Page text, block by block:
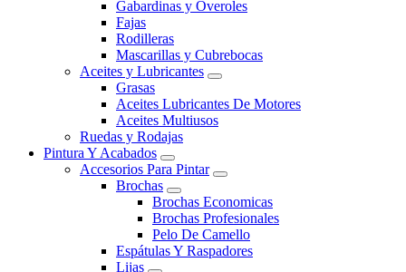
Gabardinas y Overoles
Fajas
Rodilleras
Mascarillas y Cubrebocas
Aceites y Lubricantes
Grasas
Aceites Lubricantes De Motores
Aceites Multiusos
Ruedas y Rodajas
Pintura Y Acabados
Accesorios Para Pintar
Brochas
Brochas Economicas
Brochas Profesionales
Pelo De Camello
Espátulas Y Raspadores
Lijas